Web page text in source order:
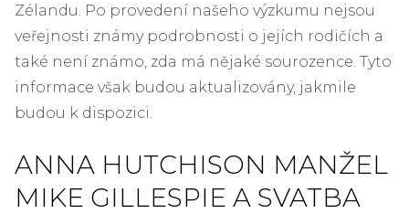
Zélandu. Po provedení našeho výzkumu nejsou
veřejnosti známy podrobnosti o jejích rodičích a
také není známo, zda má nějaké sourozence. Tyto
informace však budou aktualizovány, jakmile
budou k dispozici.
ANNA HUTCHISON MANŽEL
MIKE GILLESPIE A SVATBA